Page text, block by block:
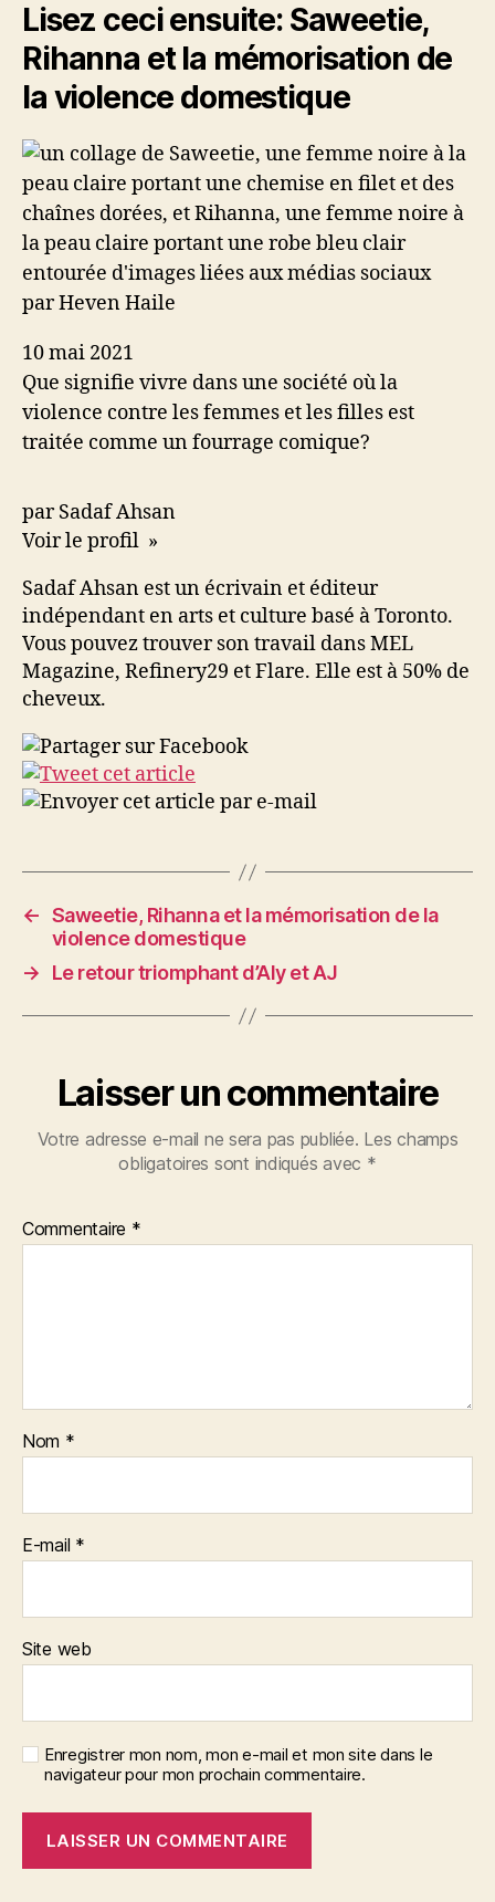
Lisez ceci ensuite:Saweetie,
Rihanna et la mémorisation de
la violence domestique
par Heven Haile
10 mai 2021
Que signifie vivre dans une société où la
violence contre les femmes et les filles est
traitée comme un fourrage comique?
par Sadaf Ahsan
Voir le profil »
Sadaf Ahsan est un écrivain et éditeur
indépendant en arts et culture basé à Toronto.
Vous pouvez trouver son travail dans MEL
Magazine, Refinery29 et Flare. Elle est à 50% de
cheveux.
← Saweetie, Rihanna et la mémorisation de la
violence domestique
→
Le retour triomphant d’Aly et AJ
Laisser un commentaire
Votre adresse e-mail ne sera pas publiée. Les champs
obligatoires sont indiqués avec *
Commentaire *
Nom *
E-mail *
Site web
Enregistrer mon nom, mon e-mail et mon site dans le
navigateur pour mon prochain commentaire.